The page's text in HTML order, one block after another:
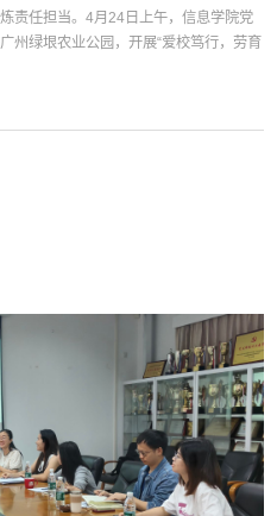
责任担当。4月24日上午，信息学院党
州绿垠农业公园，开展“爱校笃行，劳育
本次活动。师生体验蔬菜采摘智慧农业